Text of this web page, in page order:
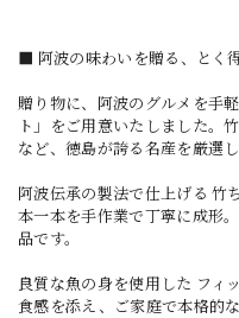
■ 阿波の味わいを贈る、とく
贈り物に、阿波のグルメを手
ト」をご用意いたしました。
など、徳島が誇る名産を厳選
阿波伝承の製法で仕上げる 竹
本一本を手作業で丁寧に成形
品です。
良質な魚の身を使用した フィ
食感を添え、ご家庭で本格的